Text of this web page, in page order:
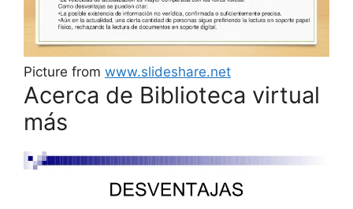
Picture from www.slideshare.net
Acerca de Biblioteca virtual
más